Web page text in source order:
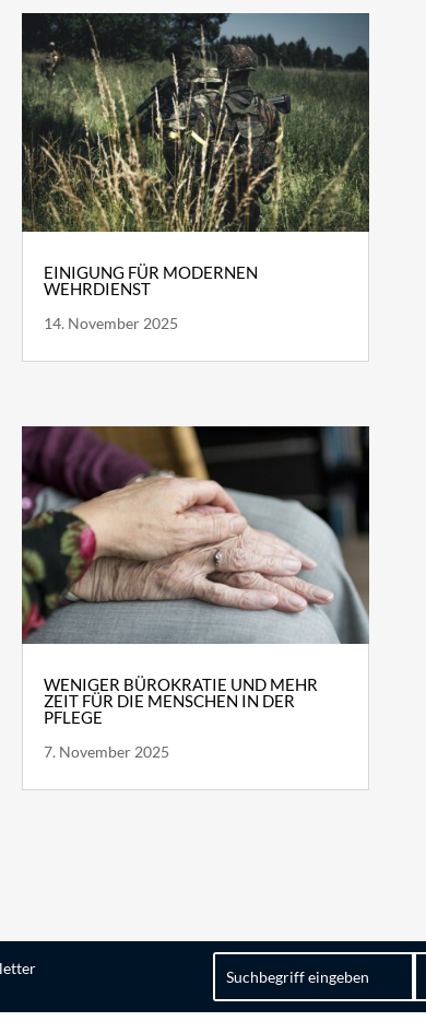
EINIGUNG FÜR MODERNEN
WEHRDIENST
14. November 2025
WENIGER BÜROKRATIE UND MEHR
ZEIT FÜR DIE MENSCHEN IN DER
PFLEGE
7. November 2025
Suchen
nach: